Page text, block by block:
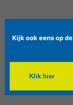
Kijk ook eens op
Klik hier